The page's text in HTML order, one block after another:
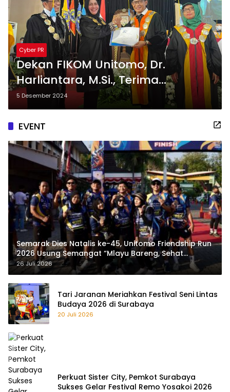
Cyber PR
Dekan FIKOM Unitomo, Dr.
Harliantara, M.Si., Terima
Penghargaan Dosen Inovatif dan
Pendukung Smart Campus di
Rapat Terbuka Senat Dies Natalis
ke-41 Universitas Dr. Soetomo
5 Desember 2024
EVENT
Semarak Dies Natalis ke-45, Unitomo Friendship Run
2026 Usung Semangat “Mlayu Bareng, Sehat
Bareng”
26 Juli 2026
Tari Jaranan Meriahkan Festival Seni Lintas
Budaya 2026 di Surabaya
20 Juli 2026
Perkuat Sister City, Pemkot Surabaya
Sukses Gelar Festival Remo Yosakoi 2026